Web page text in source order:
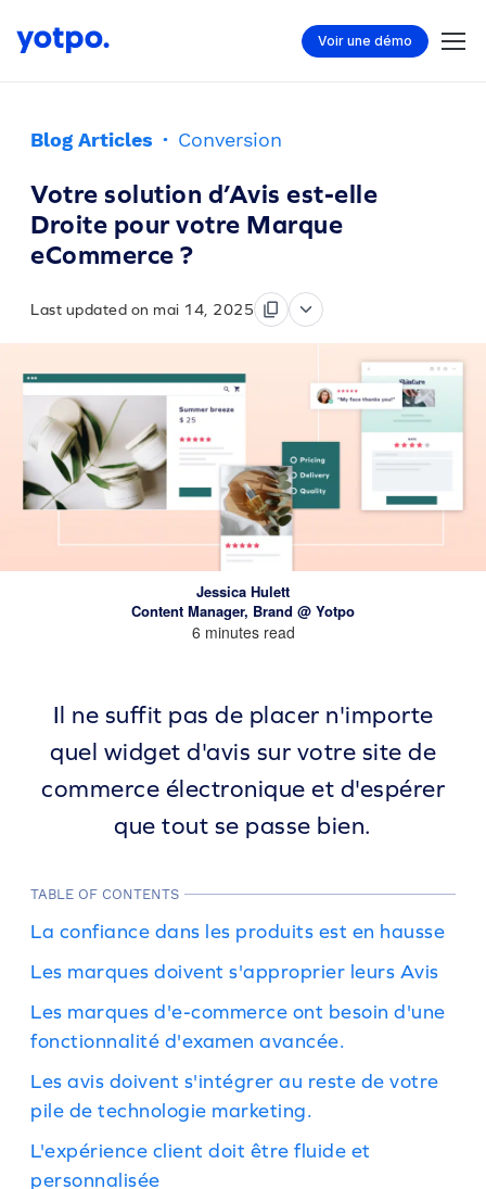
Voir une démo
Blog Articles · Conversion
Votre solution d’Avis est-elle
Droite pour votre Marque
eCommerce ?
Last updated on mai 14, 2025
Jessica Hulett
Content Manager, Brand @ Yotpo
6 minutes read
Il ne suffit pas de placer n'importe
quel widget d'avis sur votre site de
commerce électronique et d'espérer
que tout se passe bien.
TABLE OF CONTENTS
La confiance dans les produits est en hausse
Les marques doivent s'approprier leurs Avis
Les marques d'e-commerce ont besoin d'une
fonctionnalité d'examen avancée.
Les avis doivent s'intégrer au reste de votre
pile de technologie marketing.
L'expérience client doit être fluide et
personnalisée